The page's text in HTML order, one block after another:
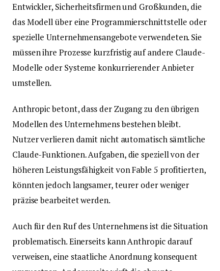
Entwickler, Sicherheitsfirmen und Großkunden, die
das Modell über eine Programmierschnittstelle oder
spezielle Unternehmensangebote verwendeten. Sie
müssen ihre Prozesse kurzfristig auf andere Claude-
Modelle oder Systeme konkurrierender Anbieter
umstellen.
Anthropic betont, dass der Zugang zu den übrigen
Modellen des Unternehmens bestehen bleibt.
Nutzer verlieren damit nicht automatisch sämtliche
Claude-Funktionen. Aufgaben, die speziell von der
höheren Leistungsfähigkeit von Fable 5 profitierten,
könnten jedoch langsamer, teurer oder weniger
präzise bearbeitet werden.
Auch für den Ruf des Unternehmens ist die Situation
problematisch. Einerseits kann Anthropic darauf
verweisen, eine staatliche Anordnung konsequent